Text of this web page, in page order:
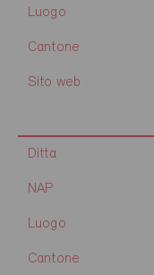
Luogo
Cantone
Sito web
Ditta
NAP
Luogo
Cantone